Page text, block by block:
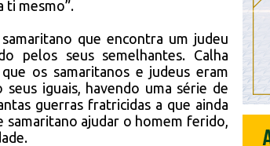
ti mesmo”.
que encontra um judeu
pelos seus semelhantes. Calha
os samaritanos e judeus eram
iguais, havendo uma série de
guerras fratricidas a que ainda
samaritano ajudar o homem ferido,